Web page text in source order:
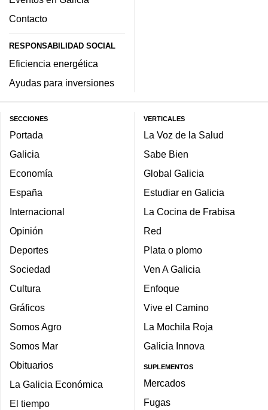
Contacto
RESPONSABILIDAD SOCIAL
Eficiencia energética
Ayudas para inversiones
SECCIONES
Portada
Galicia
Economía
España
Internacional
Opinión
Deportes
Sociedad
Cultura
Gráficos
Somos Agro
Somos Mar
Obituarios
La Galicia Económica
El tiempo
VERTICALES
La Voz de la Salud
Sabe Bien
Global Galicia
Estudiar en Galicia
La Cocina de Frabisa
Red
Plata o plomo
Ven A Galicia
Enfoque
Vive el Camino
La Mochila Roja
Galicia Innova
SUPLEMENTOS
Mercados
Fugas